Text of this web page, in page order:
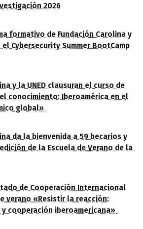
2026
formativo de Fundación Carolina y
el Cybersecurity Summer BootCamp
y la UNED clausuran el curso de
conocimiento: Iberoamérica en el
global»
da la bienvenida a 59 becarios y
de la Escuela de Verano de la
de Cooperación Internacional
verano «Resistir la reacción:
cooperación iberoamericana»